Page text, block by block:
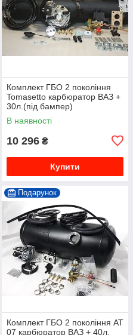
Комплект ГБО 2 покоління
Tomasetto карбюратор ВАЗ +
30л.(під бампер)
В наявності
10 296 ₴
Купити
Подарунок
Комплект ГБО 2 покоління АТ
07 карбюратор ВАЗ + 40л.